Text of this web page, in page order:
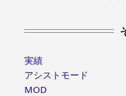
実績
アシストモード
MOD